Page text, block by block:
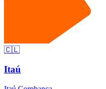
🇨🇱
Itaú